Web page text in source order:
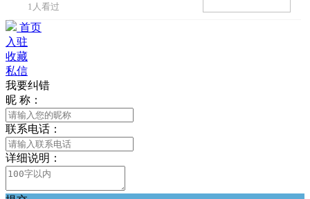
1人看过
首页
入驻
收藏
私信
我要纠错
昵 称：
联系电话：
详细说明：